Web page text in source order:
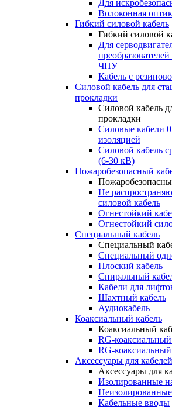
Для
Волоконная
Гибкий силовой кабель
Гибкий силовой
Для
ЧПУ
Кабель с
Силовой кабель для
прокладки
Силовой кабель
прокладки
Силовые кабели
изоляцией
Силовой кабель
(6-30 кВ)
Пожаробезопасный
Не
силовой кабель
Огнестойкий
Огнестойкий
Специальный кабель
Специальный
Специальный
Плоский кабель
Спиральный
Кабели для
Шахтный кабель
Аудиокабель
Коаксиальный кабель
Коаксиальный
RG-коаксиальный
RG-коаксиальный
Аксессуары для кабелей
Аксессуары для
Изолированные
Кабельные вводы